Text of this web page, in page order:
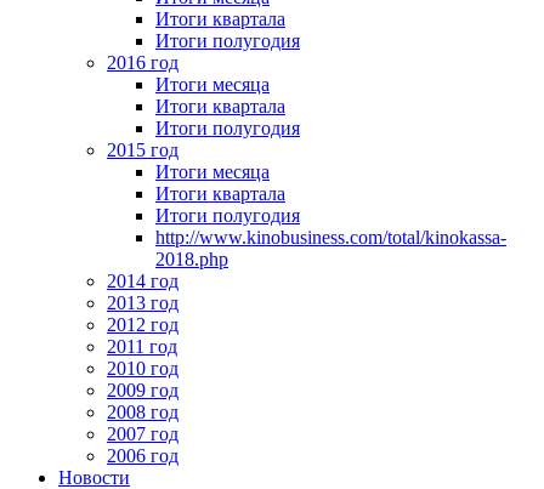
Итоги квартала
Итоги полугодия
2016 год
Итоги месяца
Итоги квартала
Итоги полугодия
2015 год
Итоги месяца
Итоги квартала
Итоги полугодия
http://www.kinobusiness.com/total/kinokassa-
2018.php
2014 год
2013 год
2012 год
2011 год
2010 год
2009 год
2008 год
2007 год
2006 год
Новости